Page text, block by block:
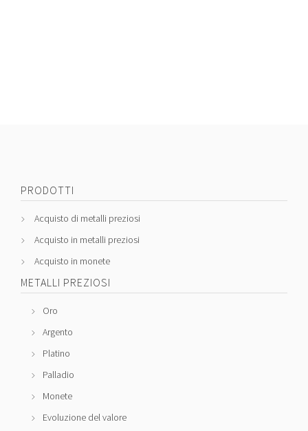
PRODOTTI
Acquisto di metalli preziosi
Acquisto in metalli preziosi
Acquisto in monete
METALLI PREZIOSI
Oro
Argento
Platino
Palladio
Monete
Evoluzione del valore